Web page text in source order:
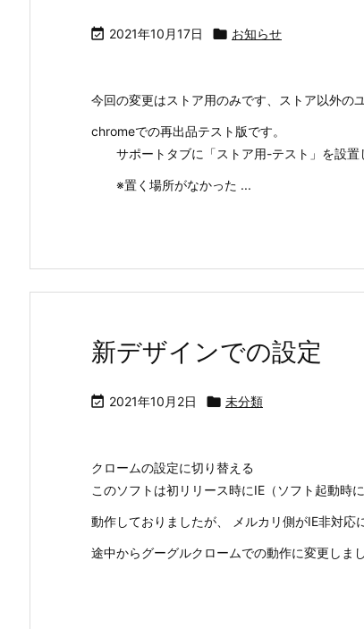
 2021年10月17日  お知らせ
今回の変更はストア用のみです、ストア以外の
chromeでの再出品テスト版です。
サポートタブに「ストア用-テスト」を設置
※置く場所がなかった ...
新デザインでの設定
 2021年10月2日  未分類
クロームの設定に切り替える
このソフトは初リリース時にIE（ソフト起動時
動作しておりましたが、 メルカリ側がIE非対応
途中からグーグルクロームでの動作に変更しま